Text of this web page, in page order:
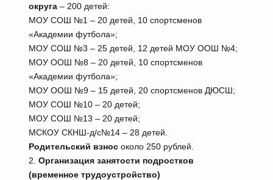
округа– 200 детей:
МОУ СОШ №1 – 20 детей, 10 спортсменов
«Академии футбола»;
МОУ СОШ №3 – 25 детей, 12 детей МОУ ООШ №4;
МОУ ООШ №8 – 20 детей, 10 спортсменов
«Академии футбола»;
МОУ ООШ №9 – 15 детей, 20 спортсменов ДЮСШ;
МОУ СОШ №10 – 20 детей;
МОУ СОШ №13 – 20 детей;
МСКОУ СКНШ-д/с№14 – 28 детей.
Родительский взносоколо 250 рублей.
2. Организация занятости подростков
(временное трудоустройство)